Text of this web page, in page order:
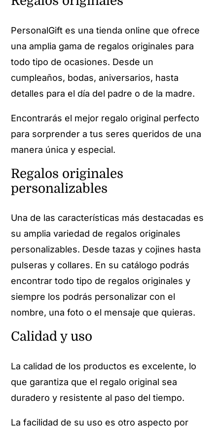
PersonalGift es una tienda online que ofrece
una amplia gama de regalos originales para
todo tipo de ocasiones. Desde un
cumpleaños, bodas, aniversarios, hasta
detalles para el día del padre o de la madre.
Encontrarás el mejor regalo original perfecto
para sorprender a tus seres queridos de una
manera única y especial.
Regalos originales
personalizables
Una de las características más destacadas es
su amplia variedad de regalos originales
personalizables. Desde tazas y cojines hasta
pulseras y collares. En su catálogo podrás
encontrar todo tipo de regalos originales y
siempre los podrás personalizar con el
nombre, una foto o el mensaje que quieras.
Calidad y uso
La calidad de los productos es excelente, lo
que garantiza que el regalo original sea
duradero y resistente al paso del tiempo.
La facilidad de su uso es otro aspecto por